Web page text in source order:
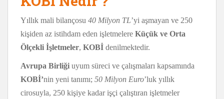
Yıllık mali bilançosu 40 Milyon TL’yi aşmayan ve 250
kişiden az istihdam eden işletmelere Küçük ve Orta
Ölçekli İşletmeler, KOBİ denilmektedir.
Avrupa Birliği uyum süreci ve çalışmaları kapsamında
KOBİ’nin yeni tanımı; 50 Milyon Euro’luk yıllık
cirosuyla, 250 kişiye kadar işçi çalıştıran işletmeler